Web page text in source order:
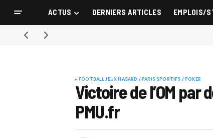
ACTUS DERNIERS ARTICLES EMPLOIS/
FOOTBALLJEUX HASARD / PARIS SPORTIFS / POKER
Victoire de l’OM par
PMU.fr